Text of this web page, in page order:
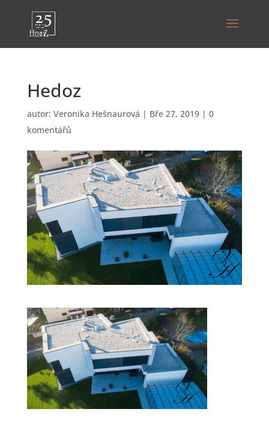
Hedoz
autor: Veronika Hešnaurová | Bře 27, 2019| 0
komentářů